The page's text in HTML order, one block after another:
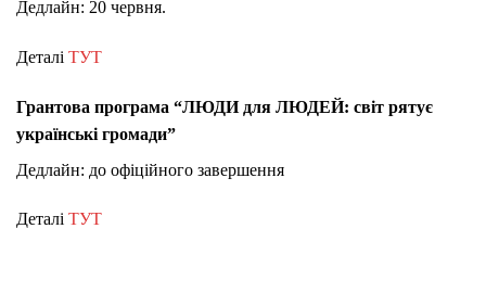
Дедлайн: 20 червня.
Деталі ТУТ
Грантова програма “ЛЮДИ для ЛЮДЕЙ: світ рятує
українські громади”
Дедлайн: до офіційного завершення
Деталі ТУТ